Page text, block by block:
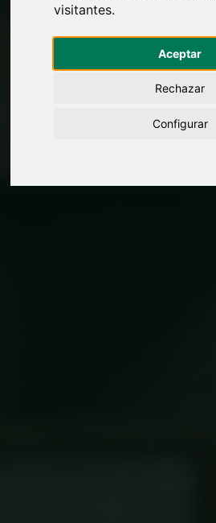
visitantes.
Aceptar
Rechazar
Configurar